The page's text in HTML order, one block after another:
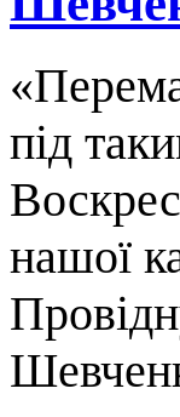
під
нашої